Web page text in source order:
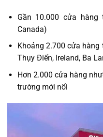
Gần 10.000 cửa
Canada)
Khoảng 2.700 cửa hàng
Thụy Điển, Ireland, Ba
Hơn 2.000 cửa hàng
trường mới nổi